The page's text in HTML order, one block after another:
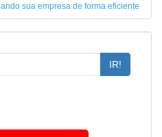
sua empresa de forma eficiente
IR!